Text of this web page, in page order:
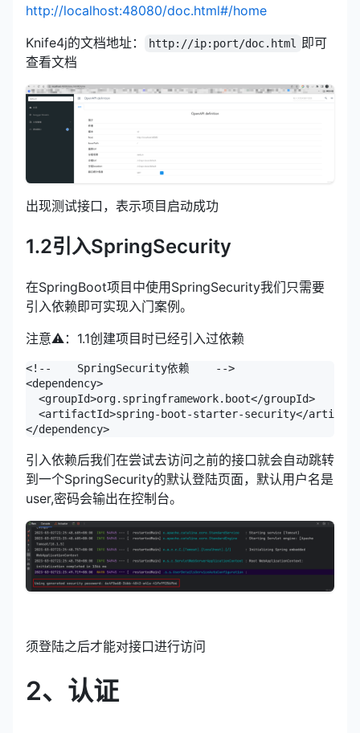
http://localhost:48080/doc.html#/home
Knife4j的文档地址：
http://ip:port/doc.html
即可
查看文档
出现测试接口，表示项目启动成功
1.2引入SpringSecurity
在SpringBoot项目中使用SpringSecurity我们只需要
引入依赖即可实现入门案例。
注意⚠️：1.1创建项目时已经引入过依赖
<!--    SpringSecurity依赖    -->
<dependency>
  <groupId>org.springframework.boot</groupId>
<artifactId>spring-boot-starter-security</
</dependency>
引入依赖后我们在尝试去访问之前的接口就会自动跳转
到一个SpringSecurity的默认登陆页面，默认用户名是
user,密码会输出在控制台。
须登陆之后才能对接口进行访问
2、认证